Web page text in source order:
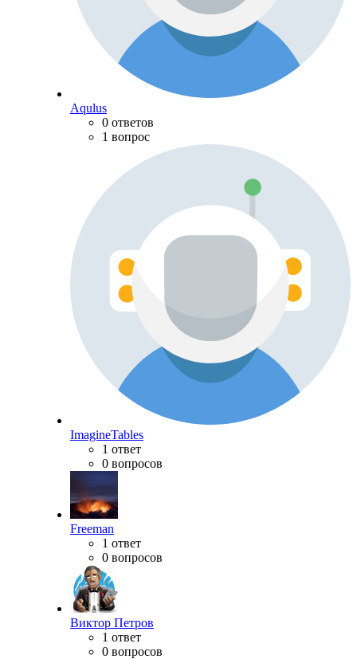
Aqulus
0 ответов
1 вопрос
ImagineTables
1 ответ
0 вопросов
Freeman
1 ответ
0 вопросов
Виктор Петров
1 ответ
0 вопросов